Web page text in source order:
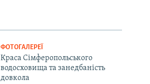
ФОТОГАЛЕРЕЇ
Краса Сімферопольського
водосховища та занедбаність
довкола